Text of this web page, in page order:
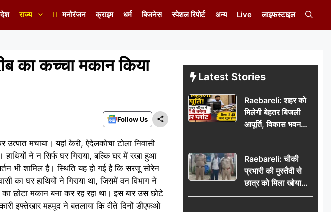
राज्य मनोरंजन क्राइम धर्म बिजनेस स्पेशल रिपोर्ट अन्य Live लाइफस्टाइल
का कच्चा मकान किया
Follow Us
मचाया। यहां केरी, ऐदेलकोचा टोला निवासी
ने न सिर्फ घर गिराया, बल्कि घर में रखा हुआ
भी शामिल है। स्थिति यह हो गई है कि सरजू सोरेन
का घर हाथियों ने गिराया था, जिसमें वन विभाग ने
का छोटा मकान बना कर रह रहा था। इस बार उस छोटे
इफ्तेखार महमूद ने बतलाया कि वीते दिनों डीएफओ
Latest Stories
Raebareli: शहर को
मिलेगी बेहतर बिजली
आपूर्ति, विकास भवन
परिसर में करोड़ों से
Raebareli: चौकी
प्रभारी की मुस्तैदी से
छात्र को मिला खोया
बैग, जरूरी दस्तावेज